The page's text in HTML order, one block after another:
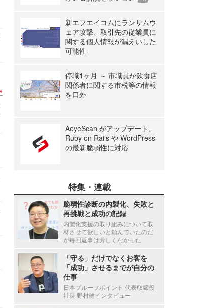
新エフエイコムにランサムウ
ェア攻撃、取引先の従業員に
関する個人情報が漏えいした
可能性
停職1ヶ月 ～ 市職員が飲食店
関係者に関する市税等の情報
を口外
AeyeScan がアップデート、
Ruby on Rails や WordPress
の最新脆弱性に対応
特集・連載
脆弱性診断の内製化、失敗と
再挑戦と成功の記録
内製化支援の取り組みについて取
材させて欲しいと頼んでいたのだ
が毎回返事は芳しくなかった
「守る」だけでなくお客を
「成功」させるまでが自分の
仕事
日本プルーフポイント 代表取締役
社長 野村健インタビュー